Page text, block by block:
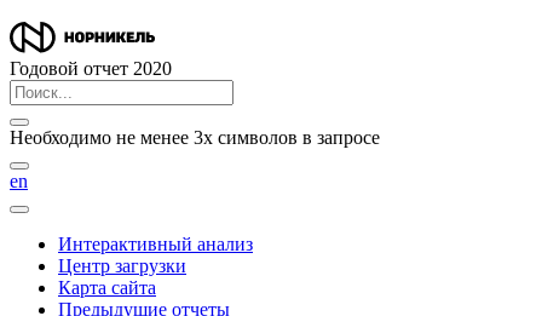
Годовой отчет 2020
Необходимо не менее 3х символов в запросе
en
Интерактивный анализ
Центр загрузки
Карта сайта
Предыдущие отчеты